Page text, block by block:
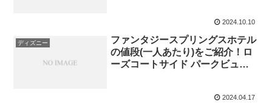
2024.10.10
ディズニー
ファンタジースプリングスホテル
の値段(一人あたり)をご紹介！ロ
ーズコートサイド パークビュー
2024.04.17